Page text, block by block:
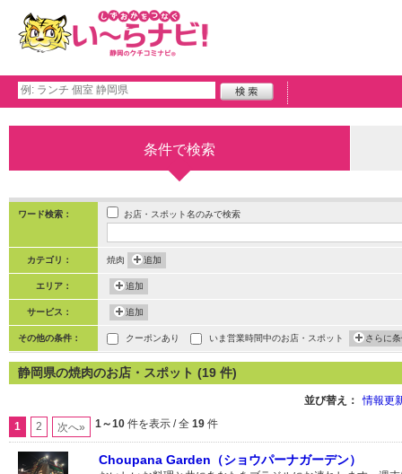
条件で検索
ワード検索： お店・スポット名のみで検索
カテゴリ： 焼肉 追加
エリア： 追加
サービス： 追加
その他の条件： クーポンあり いま営業時間中のお店・スポット さらに
静岡県の焼肉のお店・スポット (19 件)
並び替え： 情報更
1 2 次へ» 1～10 件を表示 / 全 19 件
Choupana Garden（ショウパーナガーデン）